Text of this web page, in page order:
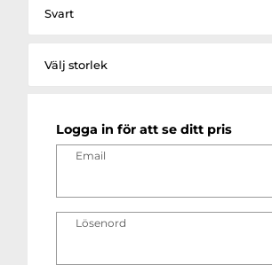
Svart
Välj storlek
Logga in för att se ditt pris
Email
Lösenord